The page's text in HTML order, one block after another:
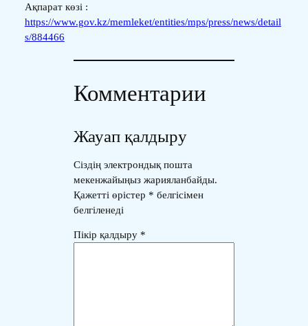
Ақпарат көзі :
https://www.gov.kz/memleket/entities/mps/press/news/detail
s/884466
Комментарии
Жауап қалдыру
Сіздің электрондық пошта
мекенжайыңыз жарияланбайды.
Қажетті өрістер * белгісімен
белгіленеді
Пікір қалдыру *